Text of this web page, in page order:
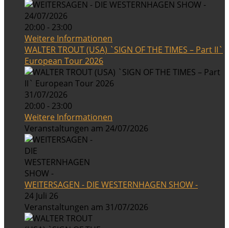
24/07/2026
20:00 - 23:00
Weitere Informationen
WALTER TROUT (USA) `SIGN OF THE TIMES – Part II`
European Tour 2026
31/07/2026
20:00 - 23:00
Weitere Informationen
Veranstaltungen am 24/07/2026
WEITERSAGEN - DIE WESTERNHAGEN SHOW -
24 Juli 26
Veranstaltungen am 31/07/2026